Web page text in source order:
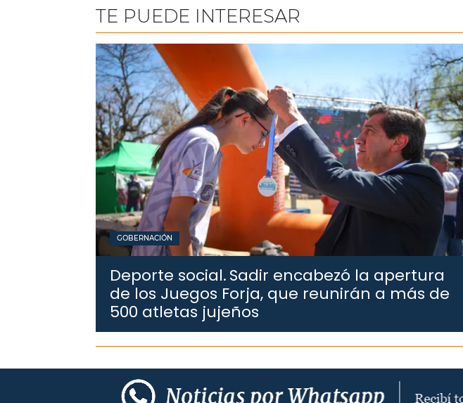
TE PUEDE INTERESAR
GOBERNACIÓN
Deporte social.Sadir encabezó la apertura
de los Juegos Forja, que reunirán a más de
500 atletas jujeños